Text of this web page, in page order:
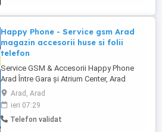
Happy Phone - Service gsm Arad
magazin accesorii huse si folii
telefon
Service GSM & Accesorii Happy Phone
Arad Între Gara și Atrium Center, Arad
Servicii oferite: Reparații telefoane mobile
și smartphone-uri Montaj accesorii (folie,
ecran, baterie etc.) contracost Produse
disponibile pe stoc sau la comandă
Arad, Arad
ieri 07:29
Telefon validat